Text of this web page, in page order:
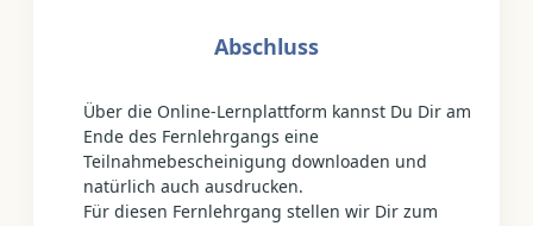
Abschluss
Über die Online-Lernplattform kannst Du Dir am
Ende des Fernlehrgangs eine
Teilnahmebescheinigung downloaden und
natürlich auch ausdrucken.
Für diesen Fernlehrgang stellen wir Dir zum